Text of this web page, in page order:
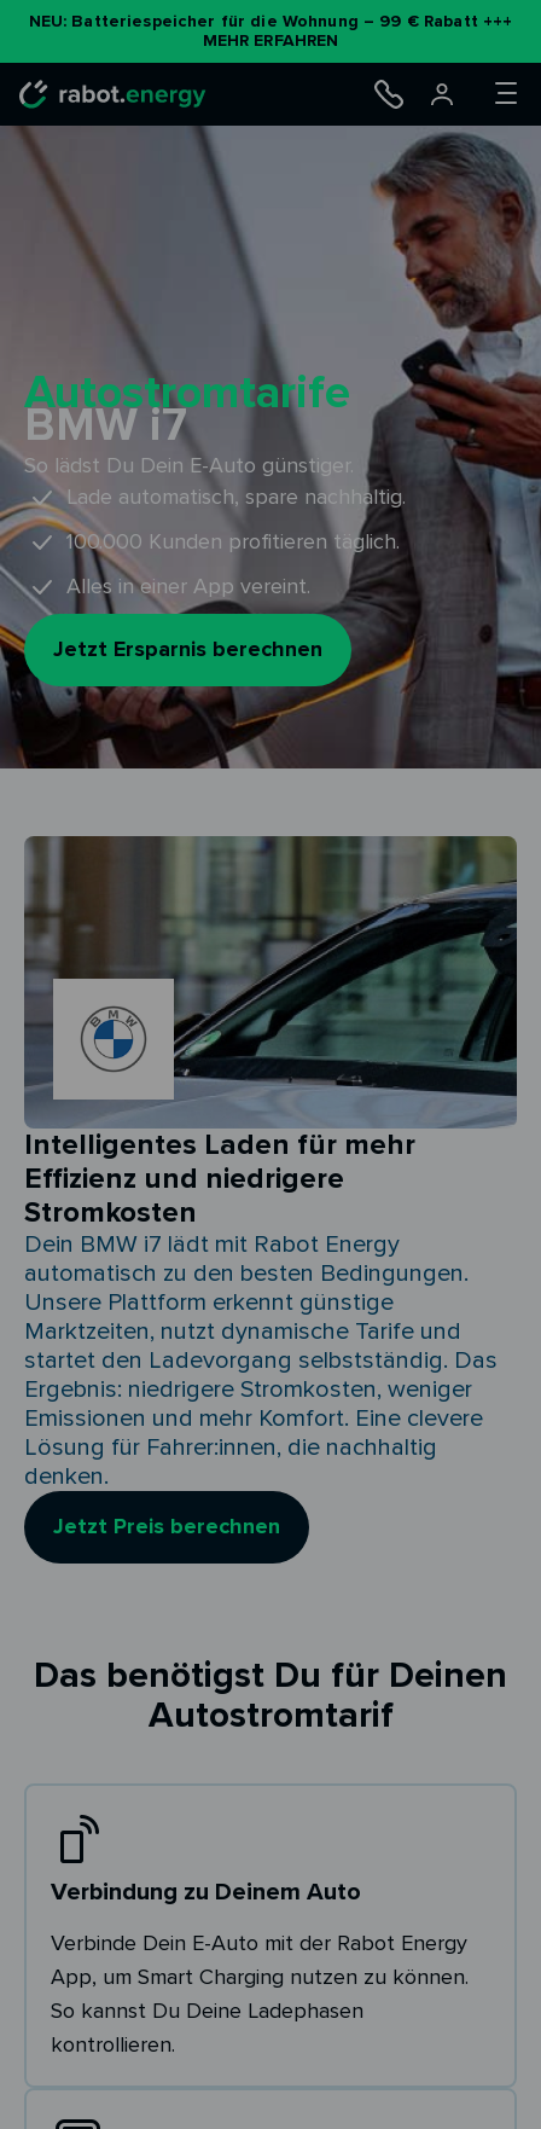
NEU: Batteriespeicher für die Wohnung – 99 € Rabatt +++
MEHR ERFAHREN
Autostromtarife
BMW i7
So lädst Du Dein E-Auto günstiger.
Lade automatisch, spare nachhaltig.
100.000 Kunden profitieren täglich.
Alles in einer App vereint.
Jetzt Ersparnis berechnen
Intelligentes Laden für mehr
Effizienz und niedrigere
Stromkosten
Dein BMW i7 lädt mit Rabot Energy
automatisch zu den besten Bedingungen.
Unsere Plattform erkennt günstige
Marktzeiten, nutzt dynamische Tarife und
startet den Ladevorgang selbstständig. Das
Ergebnis: niedrigere Stromkosten, weniger
Emissionen und mehr Komfort. Eine clevere
Lösung für Fahrer:innen, die nachhaltig
denken.
Jetzt Preis berechnen
Das benötigst Du für Deinen
Autostromtarif
Verbindung zu Deinem Auto
Verbinde Dein E-Auto mit der Rabot Energy
App, um Smart Charging nutzen zu können.
So kannst Du Deine Ladephasen
kontrollieren.
Zum
Inhalt
springen